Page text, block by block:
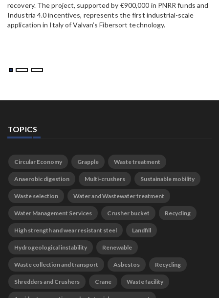
recovery. The project, supported by €900,000 in PNRR funds and
Industria 4.0 incentives, represents the first industrial-scale
application in Italy of Valvan’s Fibersort technology.
TOPICS
Circular Economy Grapple Waste treatment
Anaerobic digestion Multi-crushers Sustainable mobility
Waste selection Water and Wastewater treatment
Water Management Services Crusher bucket Recycling
High strength and wear resistant steel Landfill
Hydrogeological instability Renewable
Waste collection and transport Asbestos Recycling
Shredders and Crushers Crane Waste facility